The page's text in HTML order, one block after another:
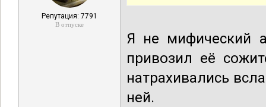
Репутация: 7791
В отпуске
Я не мифический
привозил её
натрахивались
ней.